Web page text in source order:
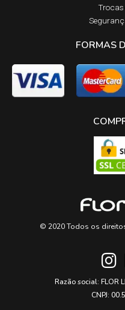
Trocas
FORMAS
© 2020 Todos os
Razão social: FLOR
CNPJ: